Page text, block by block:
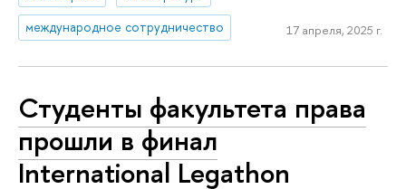
международное сотрудничество
17 апреля, 2025 г.
Студенты факультета права
прошли в финал
International Legathon